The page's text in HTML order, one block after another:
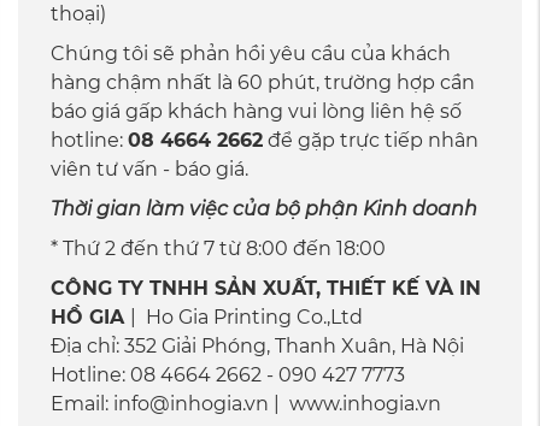
thoại)
Chúng tôi sẽ phản hồi yêu cầu của khách
hàng chậm nhất là 60 phút, trường hợp cần
báo giá gấp khách hàng vui lòng liên hệ số
hotline: 08 4664 2662 để gặp trực tiếp nhân
viên tư vấn - báo giá.
Thời gian làm việc của bộ phận Kinh doanh
* Thứ 2 đến thứ 7 từ 8:00 đến 18:00
CÔNG TY TNHH SẢN XUẤT, THIẾT KẾ VÀ IN
HỒ GIA
| Ho Gia Printing Co.,Ltd
Địa chỉ: 352 Giải Phóng, Thanh Xuân, Hà Nội
Hotline: 08 4664 2662 - 090 427 7773
Email: info@inhogia.vn | www.inhogia.vn